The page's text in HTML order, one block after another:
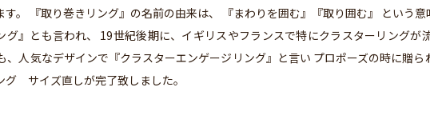
す。 『取り巻きリング』の名前の由来は、 『まわりを囲む』『取り囲む』 という
グ』とも言われ、 19世紀後期に、イギリスやフランスで特にクラスターリング
、人気なデザインで『クラスターエンゲージリング』と言い プロポーズの時に贈
グ サイズ直しが完了致しました。